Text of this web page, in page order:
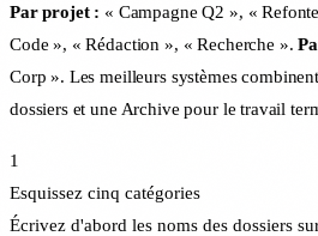
Par projet : « Campagne Q2 », «
Code », « Rédaction », « Recherche ».
Corp ». Les meilleurs systèmes
dossiers et une Archive pour le travail
1
Esquissez cinq catégories
Écrivez d'abord les noms des dossiers